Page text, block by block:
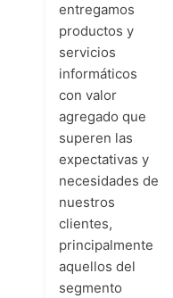
entregamos
productos y
servicios
informáticos
con valor
agregado que
superen las
expectativas y
necesidades de
nuestros
clientes,
principalmente
aquellos del
segmento